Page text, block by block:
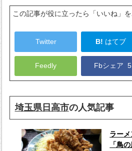
この記事が役に立ったら「いいね」を
Twitter B! はてブ
Feedly Fbシェア5
埼玉県日高市の人気記事
ラー
「鳥